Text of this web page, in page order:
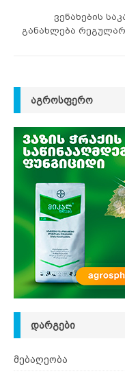
ვენახების
განახლება
ᲐᲒᲠᲝᲡᲤᲔᲠᲝ
ᲓᲐᲠᲒᲔᲑᲘ
მებაღეობა